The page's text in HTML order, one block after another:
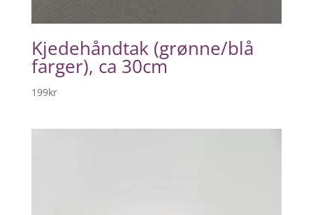
Kjedehåndtak (grønne/blå
farger), ca 30cm
199kr